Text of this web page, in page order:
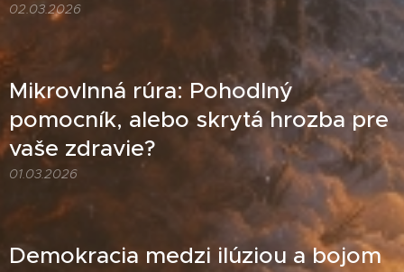
02.03.2026
Mikrovlnná rúra: Pohodlný
pomocník, alebo skrytá hrozba pre
vaše zdravie?
01.03.2026
Demokracia medzi ilúziou a bojom